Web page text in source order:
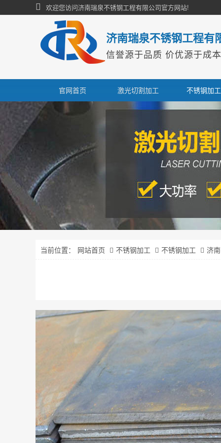
欢迎您访问济南瑞泉不锈钢工程有限公司官方网站!
济南瑞泉不锈钢工程有
信誉源于品质 价优源于成
官网首页 激光切割加工 不锈钢加工
当前位置： 网站首页 不锈钢加工 不锈钢加工 济